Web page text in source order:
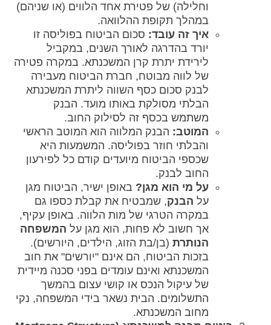
וחלילה) של פטירת אחד הלווים (או שניהם)
במהלך תקופת ההלוואה.
איך זה עובד: סכום הביטוח בפוליסה זו
יורד בהדרגה לאורך השנים, במקביל
לירידת יתרת קרן המשכנתא. במקרה פטירה
של לווה מבוטח, חברת הביטוח מעבירה
לבנק סכום כסף השווה ליתרת המשכנתא
הבלתי מסולקת באותו מועד. הבנק
משתמש בכסף זה לסילוק החוב.
המוטב: הבנק המלווה הוא המוטב הראשי
והבלתי חוזר בפוליסה. המשמעות היא
שכספי הביטוח מיועדים קודם כל לפירעון
החוב לבנק.
על מי הוא מגן? באופן ישיר, הביטוח מגן
על הבנק, שמבטיח את קבלת כספו גם
במקרה הטרגי של מות הלווה. באופן עקיף,
אך חשוב לא פחות, הוא מגן על המשפחה
הנותרת(בן/בת הזוג, הילדים, היורשים).
בזכות הביטוח, הם אינם "יורשים" את חוב
המשכנתא ואינם עומדים בפני סכנה מיידית
של עיקול הנכס או קושי עצום בהמשך
התשלומים. הבית נשאר בידי המשפחה, נקי
מחוב המשכנתא.